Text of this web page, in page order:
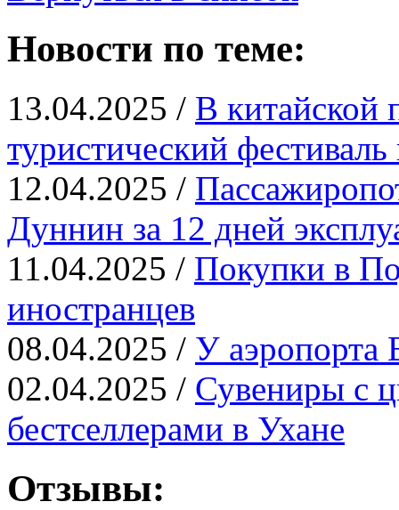
Новости по теме:
13.04.2025 / В китайской
туристический
12.04.2025 /
Дуннин за 12 дней
11.04.2025 / Покупки в
иностранцев
08.04.2025 / У аэропорта
02.04.2025 / Сувениры с
бестселлерами в Ухане
Отзывы: